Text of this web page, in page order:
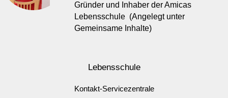
Gründer und Inhaber der Amicas
Lebensschule (Angelegt unter
Gemeinsame Inhalte)
Lebensschule
Kontakt-Servicezentrale